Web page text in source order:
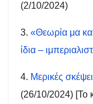
(2/10/2024)
3. «Θεωρία μα
ίδια –
4. Μερικές
(26/10/2024) [Το